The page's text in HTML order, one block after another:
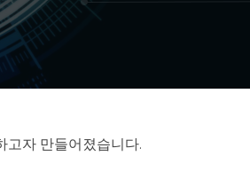
고자 만들어졌습니다.